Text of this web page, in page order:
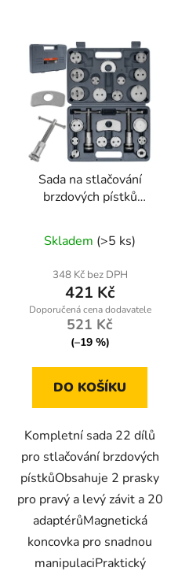
Sada na stlačování
brzdových pístků
22T, 22 ks
Skladem (>5 ks)
348 Kč bez DPH
421 Kč
521 Kč
(–19 %)
DO KOŠÍKU
Kompletní sada 22 dílů
pro stlačování brzdových
pístkůObsahuje 2 prasky
pro pravý a levý závit a 20
adaptérůMagnetická
koncovka pro snadnou
manipulaciPraktický